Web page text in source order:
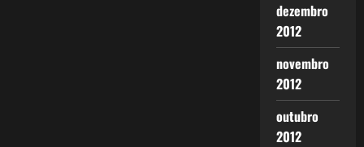
dezembro
2012
novembro
2012
outubro
2012